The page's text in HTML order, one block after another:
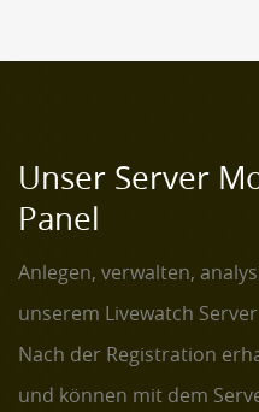
Unser Server
Panel
Anlegen, verwalten,
unserem Livewatch
Nach der Registration
und können mit dem